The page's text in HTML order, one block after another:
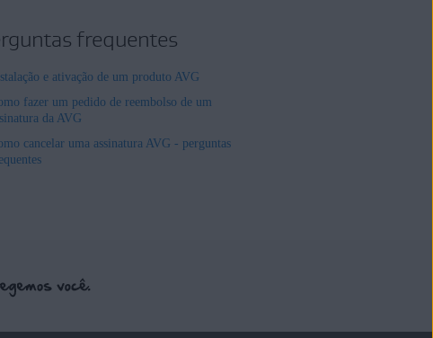
frequentes
e ativação de um produto AVG
fazer um pedido de reembolso de um
da AVG
cancelar uma assinatura AVG - perguntas